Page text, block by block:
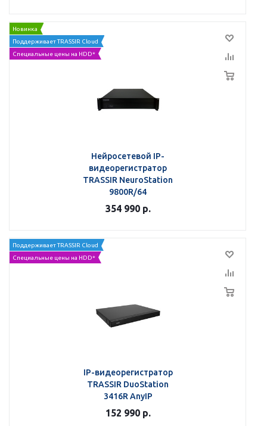
Новинка
Поддерживает TRASSIR Cloud
Специальные цены на HDD*
Нейросетевой IP-
видеорегистратор
TRASSIR NeuroStation
9800R/64
354 990р.
Поддерживает TRASSIR Cloud
Специальные цены на HDD*
IP-видеорегистратор
TRASSIR DuoStation
3416R AnyIP
152 990р.